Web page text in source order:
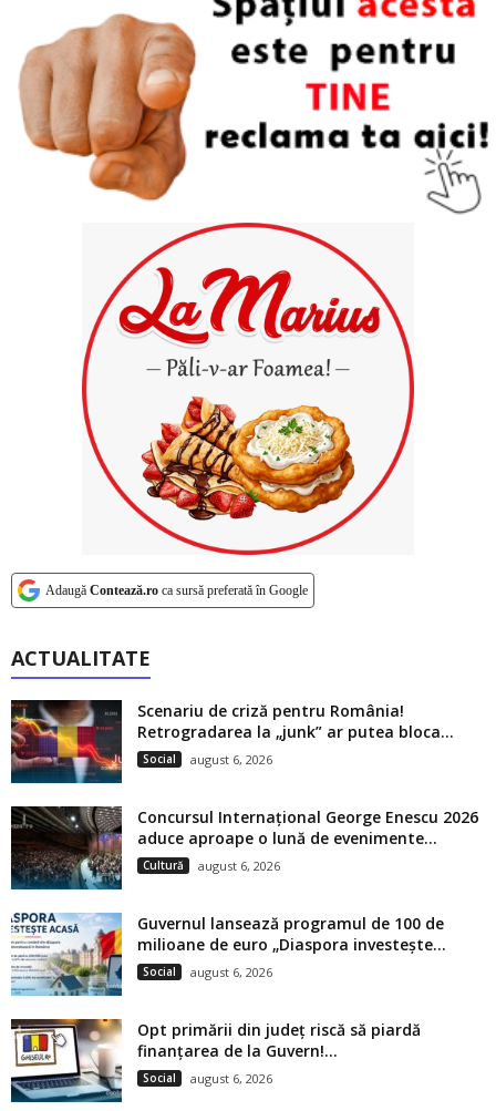
Adaugă Contează.ro ca sursă preferată în Google
ACTUALITATE
Scenariu de criză pentru România!
Retrogradarea la „junk” ar putea bloca...
Social august 6, 2026
Concursul Internațional George Enescu 2026
aduce aproape o lună de evenimente...
Cultură august 6, 2026
Guvernul lansează programul de 100 de
milioane de euro „Diaspora investește...
Social august 6, 2026
Opt primării din județ riscă să piardă
finanțarea de la Guvern!...
Social august 6, 2026